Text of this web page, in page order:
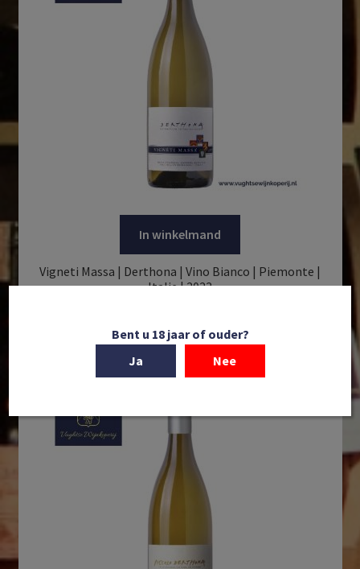
In winkelmand
Vigneti Massa | Derthona | Vino Bianco | Piemonte |
Italie | 2023
Bent u 18 jaar of ouder?
Ja
Nee